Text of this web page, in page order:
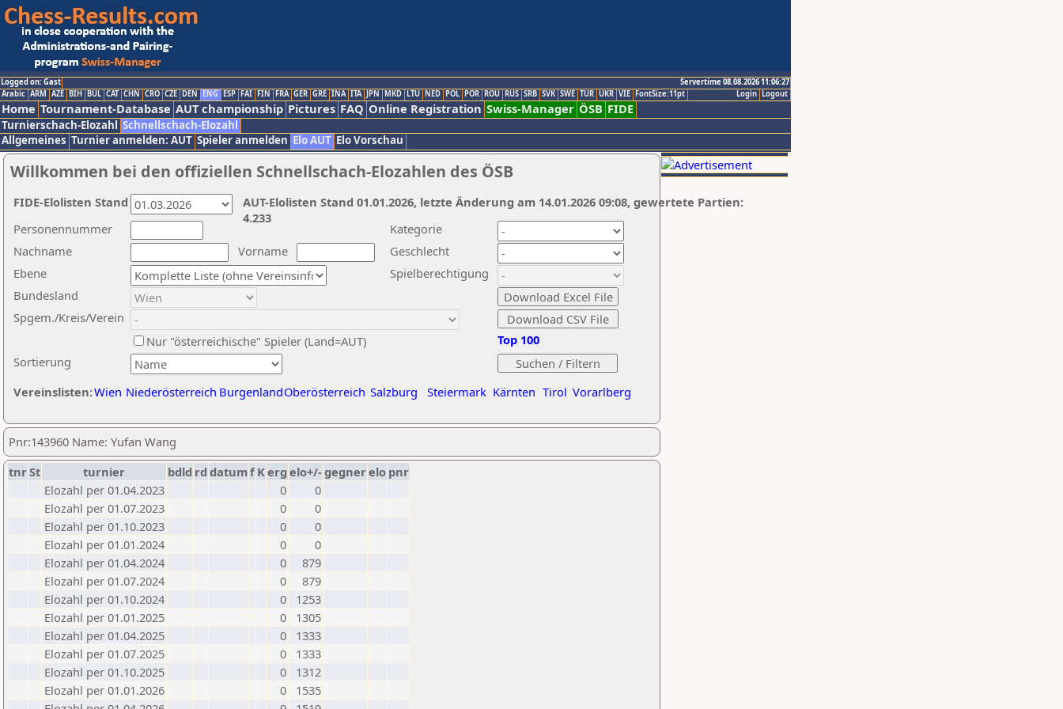
Logged on: Gast
Servertime 08.08.2026 11:06:27
Logout
Login
Arabic ARM AZE BIH BUL CAT CHN CRO CZE DEN ENG ESP FAI FIN FRA GER GRE INA ITA JPN MKD LTU NED POL POR ROU RUS SRB SVK SWE TUR UKR VIE FontSize:11pt
Home Tournament-Database AUT championship Pictures FAQ Online Registration Swiss-Manager ÖSB FIDE
Turnierschach-Elozahl Schnellschach-Elozahl
Allgemeines Turnier anmelden: AUT Spieler anmelden Elo AUT Elo Vorschau
Willkommen bei den offiziellen Schnellschach-Elozahlen des ÖSB
Nachname
Vorname
Ebene
Kategorie
Sortierung
Personennummer
Bundesland
Spgem./Kreis/Verein
Geschlecht
Nur "österreichische" Spieler (Land=AUT)
Spielberechtigung
Vereinslisten:Wien Niederösterreich BurgenlandOberösterreich Salzburg Steiermark Kärnten Tirol Vorarlberg
Top 100
AUT-Elolisten Stand 01.01.2026, letzte Änderung am 14.01.2026 09:08, gewertete Partien:
4.233
FIDE-Elolisten Stand
Pnr:143960 Name: Yufan Wang
tnrSt turnier bdld rd datumf Kerg elo+/-gegnerelo pnr
Elozahl per 01.04.2023
0
0
Elozahl per 01.07.2023
0
0
Elozahl per 01.10.2023
0
0
Elozahl per 01.01.2024
0
0
Elozahl per 01.04.2024
0
879
Elozahl per 01.07.2024
0
879
Elozahl per 01.10.2024
0
1253
Elozahl per 01.01.2025
0
1305
Elozahl per 01.04.2025
0
1333
Elozahl per 01.07.2025
0
1333
Elozahl per 01.10.2025
0
1312
Elozahl per 01.01.2026
0
1535